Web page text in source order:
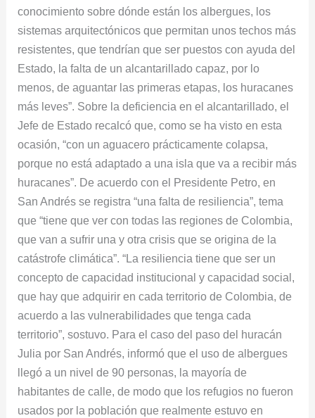
conocimiento sobre dónde están los albergues, los
sistemas arquitectónicos que permitan unos techos más
resistentes, que tendrían que ser puestos con ayuda del
Estado, la falta de un alcantarillado capaz, por lo
menos, de aguantar las primeras etapas, los huracanes
más leves”. Sobre la deficiencia en el alcantarillado, el
Jefe de Estado recalcó que, como se ha visto en esta
ocasión, “con un aguacero prácticamente colapsa,
porque no está adaptado a una isla que va a recibir más
huracanes”. De acuerdo con el Presidente Petro, en
San Andrés se registra “una falta de resiliencia”, tema
que “tiene que ver con todas las regiones de Colombia,
que van a sufrir una y otra crisis que se origina de la
catástrofe climática”. “La resiliencia tiene que ser un
concepto de capacidad institucional y capacidad social,
que hay que adquirir en cada territorio de Colombia, de
acuerdo a las vulnerabilidades que tenga cada
territorio”, sostuvo. Para el caso del paso del huracán
Julia por San Andrés, informó que el uso de albergues
llegó a un nivel de 90 personas, la mayoría de
habitantes de calle, de modo que los refugios no fueron
usados por la población que realmente estuvo en